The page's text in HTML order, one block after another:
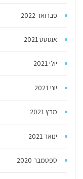
פברואר 2022
אוגוסט 2021
יולי 2021
יוני 2021
מרץ 2021
ינואר 2021
ספטמבר 2020